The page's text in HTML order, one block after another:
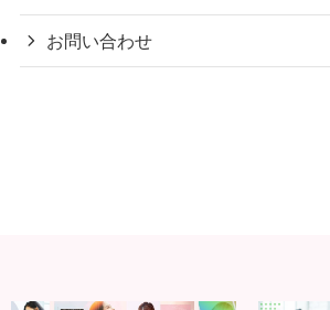
お問い合わせ